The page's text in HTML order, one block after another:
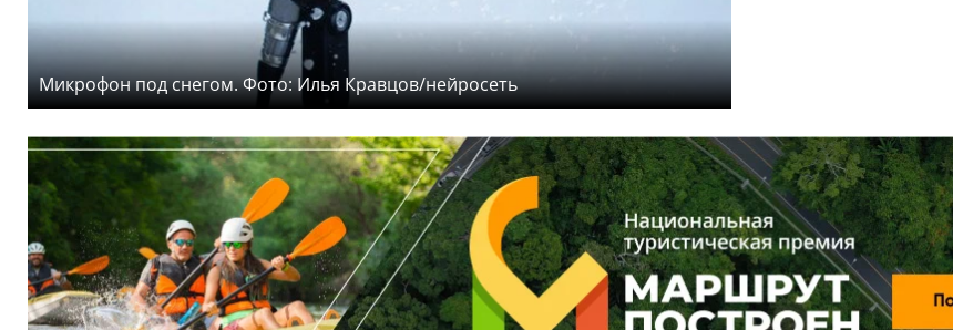
Микрофон под снегом. Фото: Илья Кравцов/нейросеть